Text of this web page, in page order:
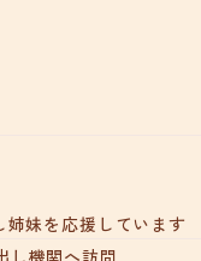
姉妹を応援しています